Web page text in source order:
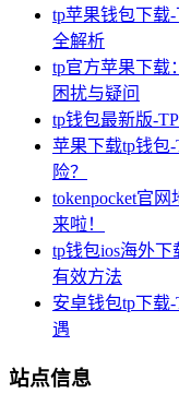
tp苹果钱包下载
全解析
tp官方苹果下载
困扰与疑问
tp钱包最新版-
苹果下载tp钱包
险？
tokenpocket官
来啦！
tp钱包ios海外
有效方法
安卓钱包tp下载
遇
站点信息